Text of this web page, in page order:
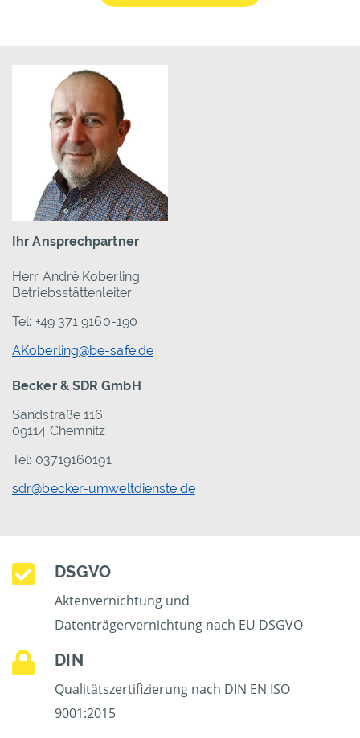
Ihr Ansprechpartner
Herr Andrè Koberling
Betriebsstättenleiter
Tel: +49 371 9160-190
AKoberling@be-safe.de
Becker & SDR GmbH
Sandstraße 116
09114 Chemnitz
Tel: 03719160191
sdr@becker-umweltdienste.de
DSGVO
Aktenvernichtung und
Datenträgervernichtung nach EU DSGVO
DIN
Qualitätszertifizierung nach DIN EN ISO
9001:2015